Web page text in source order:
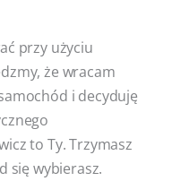
przy użyciu
że wracam
i decyduję
to Ty. Trzymasz
się wybierasz.